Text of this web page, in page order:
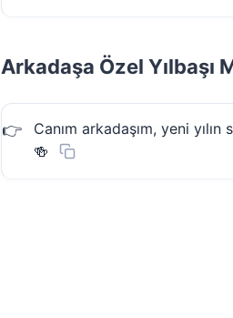
Arkadaşa Özel Yılbaşı
Canım arkadaşım, yeni
🍻